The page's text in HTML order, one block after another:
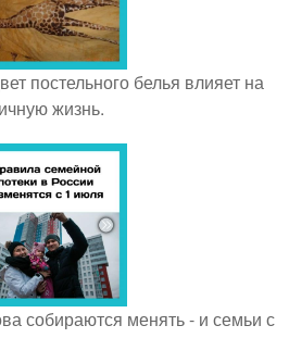
постельного белья влияет на
жизнь.
собираются менять - и семьи с